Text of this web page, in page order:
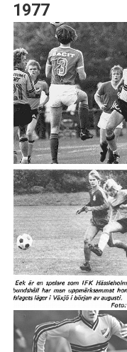
IFK ORDFÖRANDEN
IFK TRÄNARE
KVALÅRET 1993
KONTAKT
1977